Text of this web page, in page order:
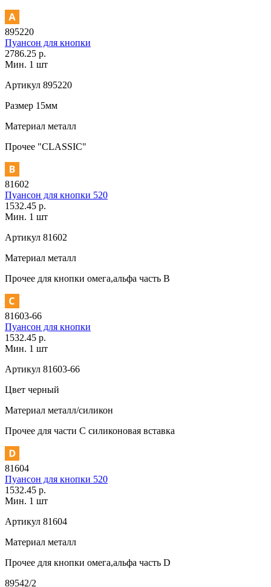
895220
Пуансон для кнопки
2786.25 р.
Мин. 1 шт
Артикул 895220
Размер 15мм
Материал металл
Прочее "CLASSIC"
81602
Пуансон для кнопки 520
1532.45 р.
Мин. 1 шт
Артикул 81602
Материал металл
Прочее для кнопки омега,альфа часть В
81603-66
Пуансон для кнопки
1532.45 р.
Мин. 1 шт
Артикул 81603-66
Цвет черный
Материал металл/силикон
Прочее для части C силиконовая вставка
81604
Пуансон для кнопки 520
1532.45 р.
Мин. 1 шт
Артикул 81604
Материал металл
Прочее для кнопки омега,альфа часть D
89542/2